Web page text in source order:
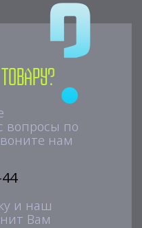
вопросы по
нам
и наш
Вам